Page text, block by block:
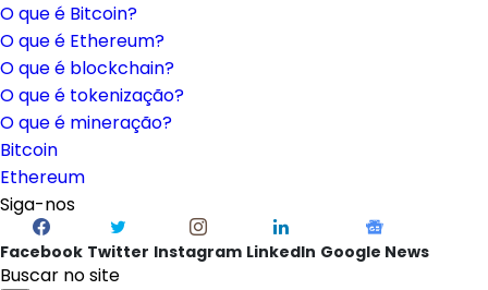
O que é Bitcoin?
O que é Ethereum?
O que é blockchain?
O que é tokenização?
O que é mineração?
Bitcoin
Ethereum
Siga-nos
Facebook Twitter Instagram LinkedIn Google News
Buscar no site